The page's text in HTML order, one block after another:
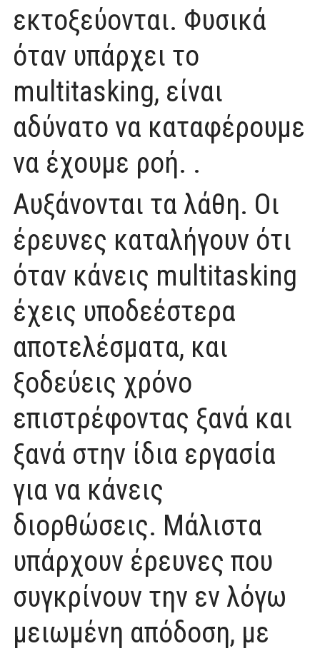
εκτοξεύονται. Φυσικά
όταν υπάρχει το
multitasking, είναι
αδύνατο να καταφέρουμε
να έχουμε ροή. .
Αυξάνονται τα λάθη. Οι
έρευνες καταλήγουν ότι
όταν κάνεις multitasking
έχεις υποδεέστερα
αποτελέσματα, και
ξοδεύεις χρόνο
επιστρέφοντας ξανά και
ξανά στην ίδια εργασία
για να κάνεις
διορθώσεις. Μάλιστα
υπάρχουν έρευνες που
συγκρίνουν την εν λόγω
μειωμένη απόδοση, με